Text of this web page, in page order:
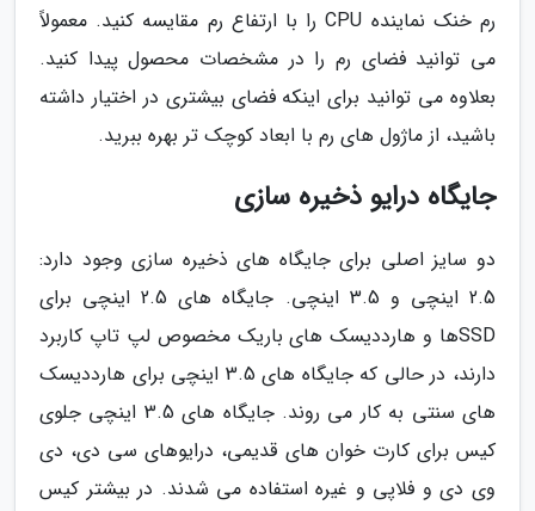
رم خنک نماینده CPU را با ارتفاع رم مقایسه کنید. معمولاً
می توانید فضای رم را در مشخصات محصول پیدا کنید.
بعلاوه می توانید برای اینکه فضای بیشتری در اختیار داشته
باشید، از ماژول های رم با ابعاد کوچک تر بهره ببرید.
جایگاه درایو ذخیره سازی
دو سایز اصلی برای جایگاه های ذخیره سازی وجود دارد:
2.5 اینچی و 3.5 اینچی. جایگاه های 2.5 اینچی برای
SSDها و هارددیسک های باریک مخصوص لپ تاپ کاربرد
دارند، در حالی که جایگاه های 3.5 اینچی برای هارددیسک
های سنتی به کار می روند. جایگاه های 3.5 اینچی جلوی
کیس برای کارت خوان های قدیمی، درایوهای سی دی، دی
وی دی و فلاپی و غیره استفاده می شدند. در بیشتر کیس